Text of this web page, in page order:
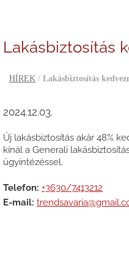
Lakásbiztosítás
HÍREK / Lakásbiztosítás
2024.12.03.
Új lakásbiztosítás akár 48%
kínál a Generali
ügyintézéssel.
Telefon: +3630/7413212
E-mail: